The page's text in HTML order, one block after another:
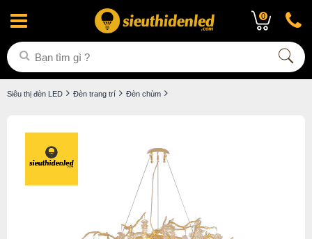
0
Siêu thị đèn LED Đèn trang trí Đèn chùm